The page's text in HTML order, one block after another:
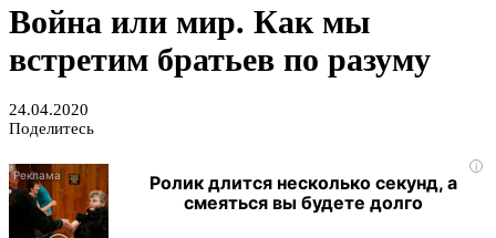
Война или мир. Как мы
встретим братьев по разуму
24.04.2020
Поделитесь
i
Ролик длится несколько секунд, а
смеяться вы будете долго